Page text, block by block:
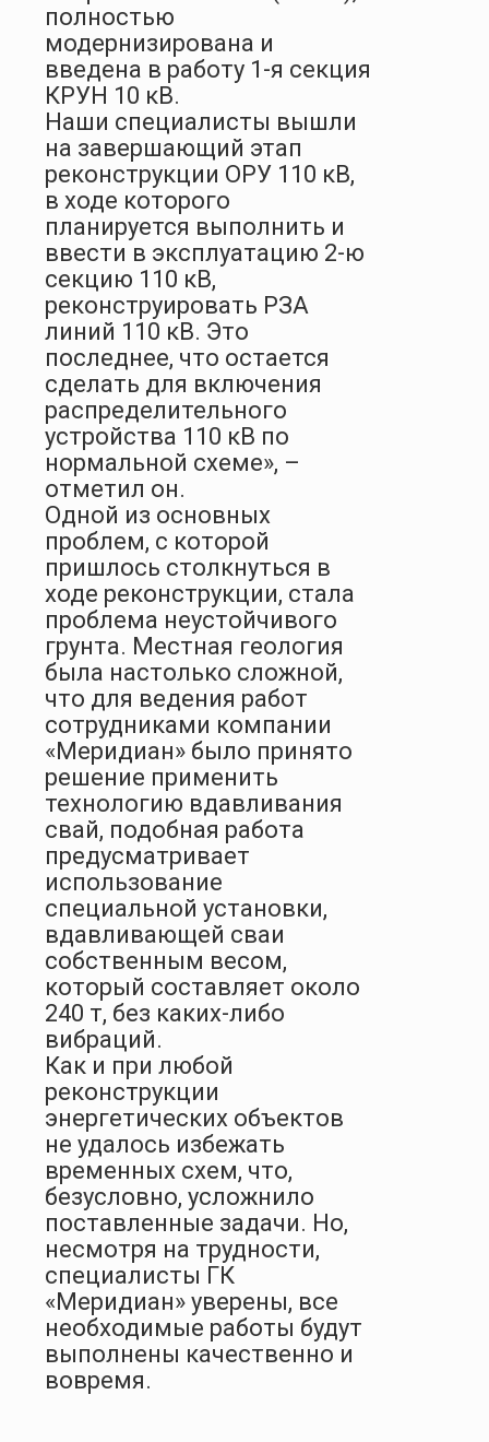
полностью
модернизирована и
введена в работу 1-я секция
КРУН 10 кВ.
Наши специалисты вышли
на завершающий этап
реконструкции ОРУ 110 кВ,
в ходе которого
планируется выполнить и
ввести в эксплуатацию 2-ю
секцию 110 кВ,
реконструировать РЗА
линий 110 кВ. Это
последнее, что остается
сделать для включения
распределительного
устройства 110 кВ по
нормальной схеме», –
отметил он.
Одной из основных
проблем, с которой
пришлось столкнуться в
ходе реконструкции, стала
проблема неустойчивого
грунта. Местная геология
была настолько сложной,
что для ведения работ
сотрудниками компании
«Меридиан» было принято
решение применить
технологию вдавливания
свай, подобная работа
предусматривает
использование
специальной установки,
вдавливающей сваи
собственным весом,
который составляет около
240 т, без каких-либо
вибраций.
Как и при любой
реконструкции
энергетических объектов
не удалось избежать
временных схем, что,
безусловно, усложнило
поставленные задачи. Но,
несмотря на трудности,
специалисты ГК
«Меридиан» уверены, все
необходимые работы будут
выполнены качественно и
вовремя.